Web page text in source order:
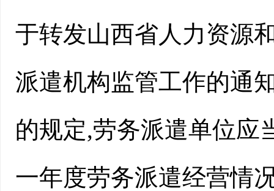
于转发山西省人力资源
派遣机构监管工作的通
的规定,劳务派遣单位应
一年度劳务派遣经营情